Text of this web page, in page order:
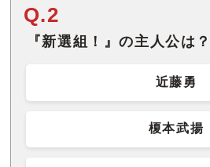
Q.2
『新選組！』の主人公は？
近藤勇
榎本武揚